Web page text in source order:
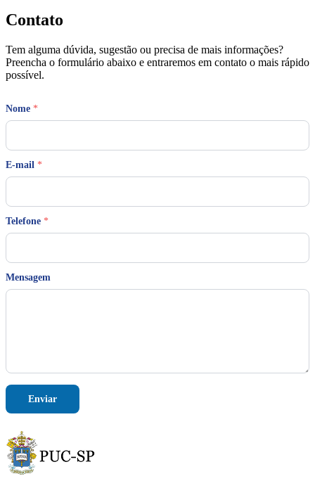
Contato
Tem alguma dúvida, sugestão ou precisa de mais informações?
Preencha o formulário abaixo e entraremos em contato o mais rápido
possível.
Nome *
E-mail *
T
f
o
n
Telefone *
Mensagem
Enviar